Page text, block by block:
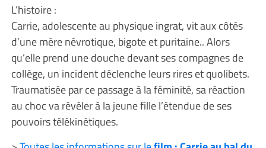
L’histoire :
Carrie, adolescente au physique ingrat, vit aux côtés
d’une mère névrotique, bigote et puritaine.. Alors
qu’elle prend une douche devant ses compagnes de
collège, un incident déclenche leurs rires et quolibets.
Traumatisée par ce passage à la féminité, sa réaction
au choc va révéler à la jeune fille l’étendue de ses
pouvoirs télékinétiques.